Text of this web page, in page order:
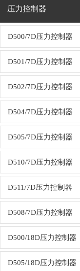
压力控制器
D500/7D压力控制器
D501/7D压力控制器
D502/7D压力控制器
D504/7D压力控制器
D505/7D压力控制器
D510/7D压力控制器
D511/7D压力控制器
D508/7D压力控制器
D500/18D压力控制器
D505/18D压力控制器